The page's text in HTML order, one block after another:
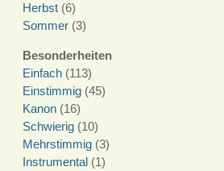
Herbst (6)
Sommer (3)
Besonderheiten
Einfach (113)
Einstimmig (45)
Kanon (16)
Schwierig (10)
Mehrstimmig (3)
Instrumental (1)